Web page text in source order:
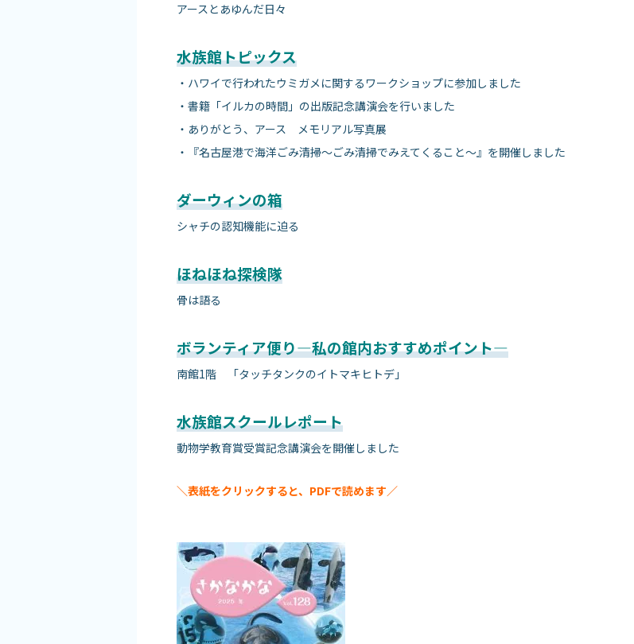
アースとあゆんだ日々
水族館トピックス
・ハワイで行われたウミガメに関するワークショップに参加しました
・書籍「イルカの時間」の出版記念講演会を行いました
・ありがとう、アース メモリアル写真展
・『名古屋港で海洋ごみ清掃～ごみ清掃でみえてくること～』を開催しました
ダーウィンの箱
シャチの認知機能に迫る
ほねほね探検隊
骨は語る
ボランティア便り—私の館内おすすめポイント—
南館1階 「タッチタンクのイトマキヒトデ」
水族館スクールレポート
動物学教育賞受賞記念講演会を開催しました
＼表紙をクリックすると、PDFで読めます／